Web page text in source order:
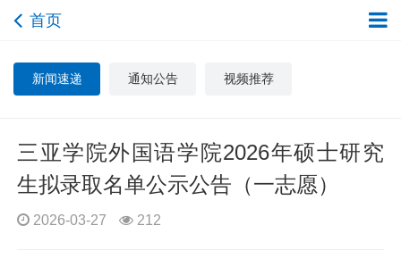
首页
新闻速递 通知公告 视频推荐
三亚学院外国语学院2026年硕士研究
生拟录取名单公示公告（一志愿）
2026-03-27 212